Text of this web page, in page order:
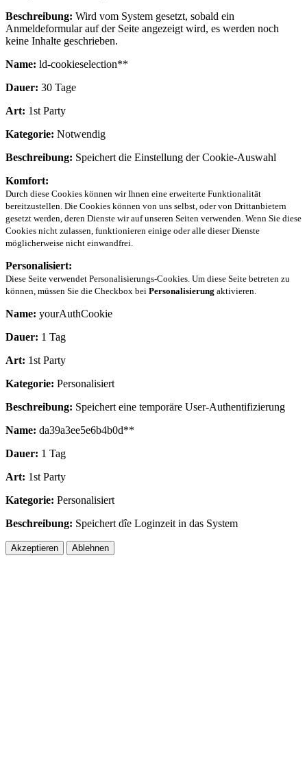
Beschreibung: Wird vom System gesetzt, sobald ein
Anmeldeformular auf der Seite angezeigt wird, es werden noch
keine Inhalte geschrieben.
Name: ld-cookieselection**
Dauer: 30 Tage
Art: 1st Party
Kategorie: Notwendig
Beschreibung: Speichert die Einstellung der Cookie-Auswahl
Komfort:
Durch diese Cookies können wir Ihnen eine erweiterte Funktionalität
bereitzustellen. Die Cookies können von uns selbst, oder von Drittanbietern
gesetzt werden, deren Dienste wir auf unseren Seiten verwenden. Wenn Sie diese
Cookies nicht zulassen, funktionieren einige oder alle dieser Dienste
möglicherweise nicht einwandfrei.
Personalisiert:
Diese Seite verwendet Personalisierungs-Cookies. Um diese Seite betreten zu
können, müssen Sie die Checkbox bei Personalisierung aktivieren.
Name: yourAuthCookie
Dauer: 1 Tag
Art: 1st Party
Kategorie: Personalisiert
Beschreibung: Speichert eine temporäre User-Authentifizierung
Name: da39a3ee5e6b4b0d**
Dauer: 1 Tag
Art: 1st Party
Kategorie: Personalisiert
Beschreibung: Speichert dîe Loginzeit in das System
Akzeptieren Ablehnen